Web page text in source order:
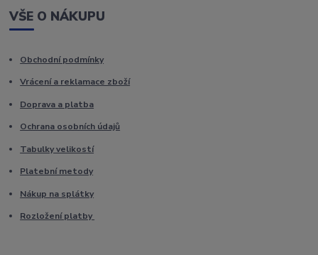
VŠE O NÁKUPU
Obchodní podmínky
Vrácení a reklamace zboží
Doprava a platba
Ochrana osobních údajů
Tabulky velikostí
Platební metody
Nákup na splátky
Rozložení platby